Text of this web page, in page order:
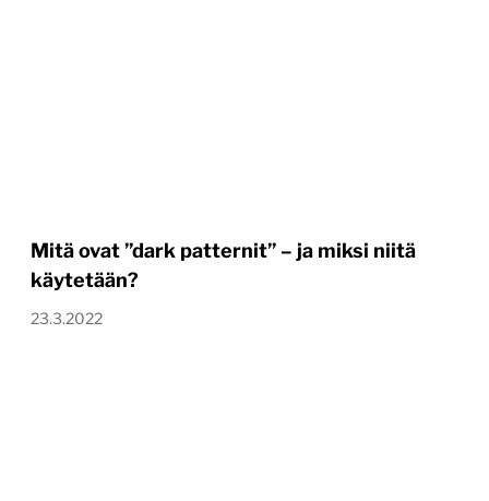
Mitä ovat ”dark patternit” – ja miksi niitä
käytetään?
23.3.2022